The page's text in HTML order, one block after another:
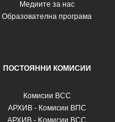
Медиите за нас
Образователна програма
ПОСТОЯННИ КОМИСИИ
Комисии ВСС
АРХИВ - Комисии ВПС
АРХИВ - Kомисии ВСС